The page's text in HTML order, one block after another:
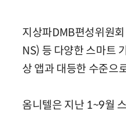
지상파DMB편성위원
NS) 등 다양한 스마트
상 앱과 대등한 수준으
옴니텔은 지난 1~9월